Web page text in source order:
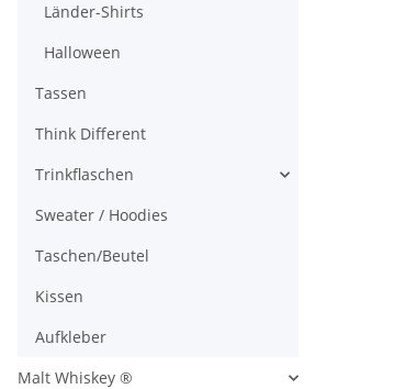
Länder-Shirts
Halloween
Tassen
Think Different
Trinkflaschen
Sweater / Hoodies
Taschen/Beutel
Kissen
Aufkleber
Malt Whiskey ®